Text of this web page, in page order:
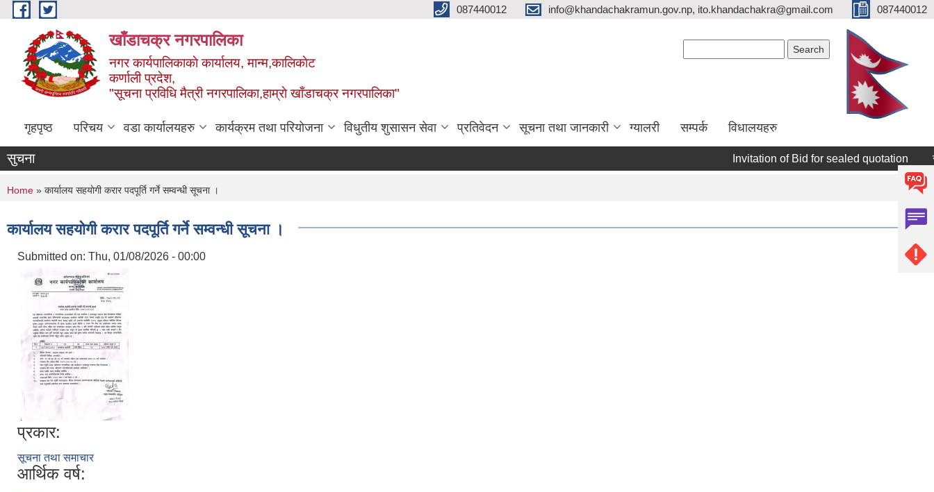
Skip to main content 087440012 info@khandachakramun.gov.np, ito.khandachakra@gmail.com 087440012
खाँडाचक्र नगरपालिका
नगर कार्यपालिकाकाे कार्यालय, मान्म,कालिकाेट
क‍र्णाली प्रदेश,
"सूचना प्रविधि मैत्री नगरपालिका,हाम्राे खाँडाचक्र नगरपालिका"
गृहपृष्ठ परिचय वडा कार्यालयहरु कार्यक्रम तथा परियोजना विधुतीय शुसासन सेवा प्रतिवेदन सूचना तथा जानकारी ग्यालरी सम्पर्क विधालयहरु
सुचना Invitation of Bid for sealed quotation
You are here
Home » कार्यालय सहयाेगी करार पदपूर्ति गर्ने सम्वन्धी सूचना ।
कार्यालय सहयाेगी करार पदपूर्ति गर्ने सम्वन्धी सूचना ।
Submitted on: Thu, 01/08/2026 - 00:00
प्रकार:
सूचना तथा समाचार
आर्थिक वर्ष: